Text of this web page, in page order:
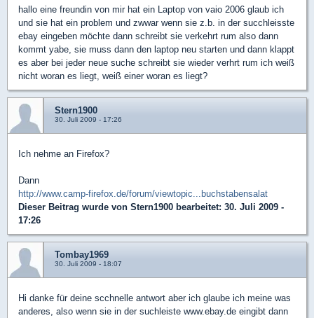
hallo eine freundin von mir hat ein Laptop von vaio 2006 glaub ich
und sie hat ein problem und zwwar wenn sie z.b. in der succhleisste
ebay eingeben möchte dann schreibt sie verkehrt rum also dann
kommt yabe, sie muss dann den laptop neu starten und dann klappt
es aber bei jeder neue suche schreibt sie wieder verhrt rum ich weiß
nicht woran es liegt, weiß einer woran es liegt?
Stern1900
30. Juli 2009 - 17:26
Ich nehme an Firefox?
Dann
http://www.camp-firefox.de/forum/viewtopic...buchstabensalat
Dieser Beitrag wurde von Stern1900 bearbeitet: 30. Juli 2009 -
17:26
Tombay1969
30. Juli 2009 - 18:07
Hi danke für deine scchnelle antwort aber ich glaube ich meine was
anderes, also wenn sie in der suchleiste www.ebay.de eingibt dann